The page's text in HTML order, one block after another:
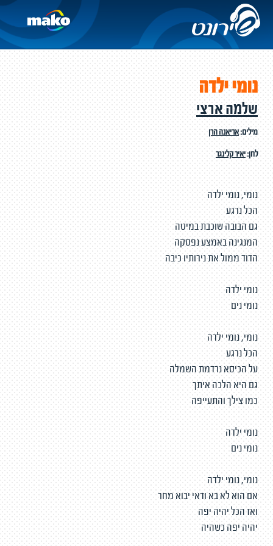
נומי ילדה
שלמה ארצי
מילים:אריאנה הרן
לחן:יאיר קלינגר
נומי, נומי ילדה
הכל נרגע
גם הבובה שוכבת במיטה
המנגינה באמצע נפסקה
הדוד ממול את נירותיו כיבה
נומי ילדה
נומי נים
נומי, נומי ילדה
הכל נרגע
על הכיסא נרדמת השמלה
גם היא הלכה איתך
כמו צילך והתעייפה
נומי ילדה
נומי נים
נומי, נומי ילדה
אם הוא לא בא ודאי יבוא מחר
ואז הכל יהיה יפה
יהיה יפה כשהיה